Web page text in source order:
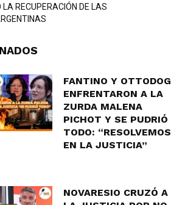
LA RECUPERACIÓN DE LAS
FANTINO Y OTTODOG
ENFRENTARON A LA
ZURDA MALENA
PICHOT Y SE PUDRIÓ
TODO: “RESOLVEMOS
EN LA JUSTICIA”
NOVARESIO CRUZÓ A